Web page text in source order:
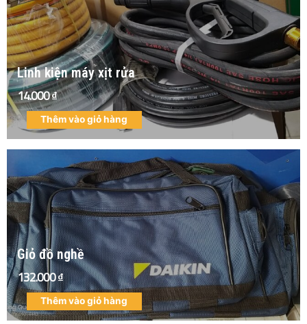
Linh kiện máy xịt rửa
14.000₫
Thêm vào giỏ hàng
Giỏ đồ nghề
132.000₫
Thêm vào giỏ hàng